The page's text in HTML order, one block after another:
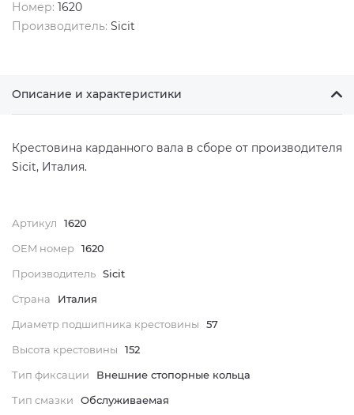
Номер: 1620
Производитель: Sicit
Описание и характеристики
Крестовина карданного вала в сборе от производителя
Sicit, Италия.
Артикул
1620
OEM номер 1620
Производитель Sicit
Страна
Италия
Диаметр подшипника крестовины
57
Высота крестовины
152
Тип фиксации
Внешние стопорные кольца
Тип смазки
Обслуживаемая